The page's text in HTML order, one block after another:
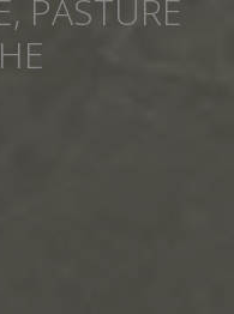
PASTURE